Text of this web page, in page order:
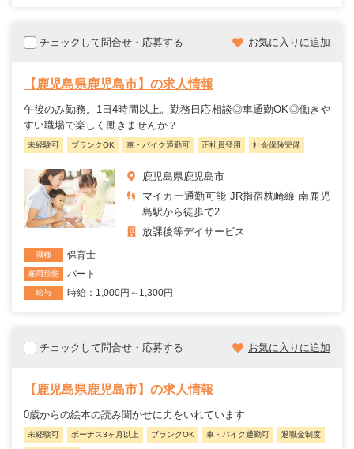
チェックして問合せ・応募する お気に入りに追加
【鹿児島県鹿児島市】の求人情報
午後のみ勤務。1日4時間以上。勤務日応相談◎車通勤OK◎働きや
すい職場で楽しく働きませんか？
未経験可 ブランクOK 車・バイク通勤可 正社員登用 社会保険完備
鹿児島県鹿児島市
マイカー通勤可能 JR指宿枕崎線 南鹿児
島駅から徒歩で2...
放課後等デイサービス
職種 保育士
雇用形態 パート
給与 時給：1,000円～1,300円
チェックして問合せ・応募する お気に入りに追加
【鹿児島県鹿児島市】の求人情報
0歳からの絵本の読み聞かせに力をいれています
未経験可 ボーナス3ヶ月以上 ブランクOK 車・バイク通勤可 退職金制度